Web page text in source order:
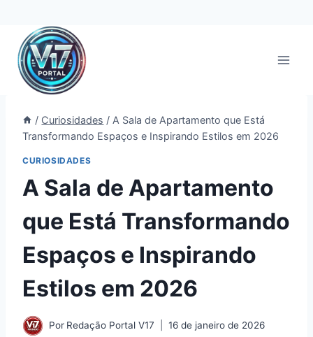
Pular
para
Conteúdo
/ Curiosidades / A Sala de Apartamento que Está
Transformando Espaços e Inspirando Estilos em 2026
CURIOSIDADES
A Sala de Apartamento
que Está Transformando
Espaços e Inspirando
Estilos em 2026
Por Redação Portal V17 16 de janeiro de 2026